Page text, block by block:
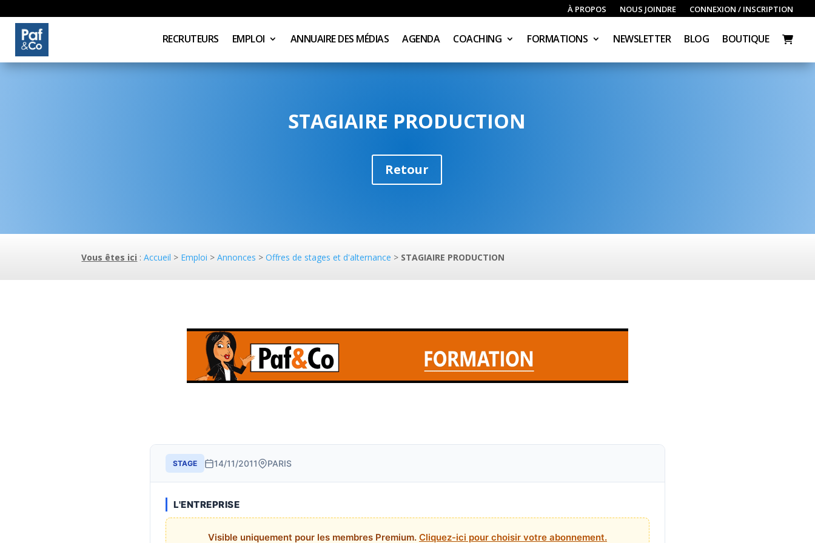
À PROPOS NOUS JOINDRE CONNEXION / INSCRIPTION
RECRUTEURS EMPLOI ANNUAIRE DES MÉDIAS AGENDA COACHING FORMATIONS NEWSLETTER BLOG BOUTIQUE
STAGIAIRE PRODUCTION
Retour
Vous êtes ici :Accueil > Emploi >Annonces >Offres de stages et d'alternance > STAGIAIRE PRODUCTION
STAGE 14/11/2011 PARIS
L'ENTREPRISE
Visible uniquement pour les membres Premium. Cliquez-ici pour choisir votre abonnement.